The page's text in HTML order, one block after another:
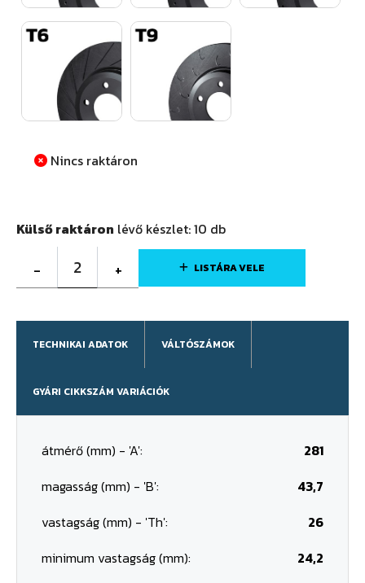
Nincs raktáron
Külső raktáron lévő készlet:10 db
- 2 + LISTÁRA VELE
TECHNIKAI ADATOK VÁLTÓSZÁMOK
GYÁRI CIKKSZÁM VARIÁCIÓK
átmérő (mm) - 'A':
281
magasság (mm) - 'B':
43,7
vastagság (mm) - 'Th':
26
minimum vastagság (mm):
24,2